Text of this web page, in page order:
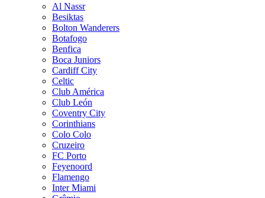
Al Nassr
Besiktas
Bolton Wanderers
Botafogo
Benfica
Boca Juniors
Cardiff City
Celtic
Club América
Club León
Coventry City
Corinthians
Colo Colo
Cruzeiro
FC Porto
Feyenoord
Flamengo
Inter Miami